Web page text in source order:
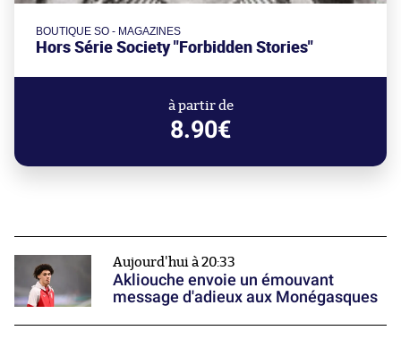
BOUTIQUE SO - MAGAZINES
Hors Série Society "Forbidden Stories"
à partir de
8.90€
Aujourd'hui à 20:33
Akliouche envoie un émouvant
message d'adieux aux Monégasques